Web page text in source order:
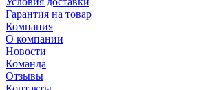
Гарантия на товар
Компания
О компании
Новости
Команда
Отзывы